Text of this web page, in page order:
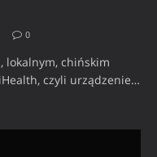
0
lokalnym, chińskim
czyli urządzenie…